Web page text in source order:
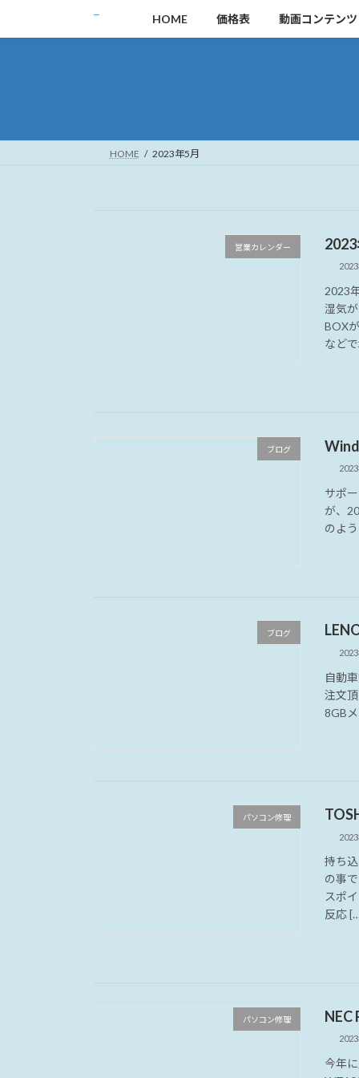
キ
に
HOME 価格表 動画コンテンツ
HOME 2023年5月
営業カレンダー
2023
湿気
BOX
など
ブログ
サポ
が、
のよ
ブログ
自動
注文
8GB
パソコン修理
持ち
の事
スポ
反応
パソコン修理 NEC
今年